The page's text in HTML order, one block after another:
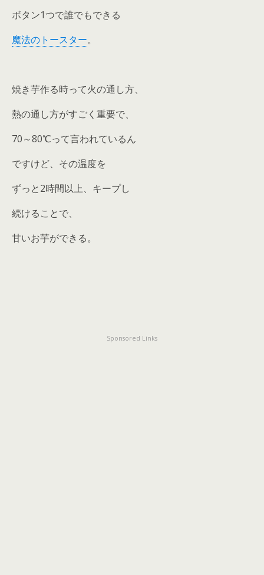
ボタン1つで誰でもできる
魔法のトースター。
焼き芋作る時って火の通し方、
熱の通し方がすごく重要で、
70～80℃って言われているん
ですけど、その温度を
ずっと2時間以上、キープし
続けることで、
甘いお芋ができる。
Sponsored Links